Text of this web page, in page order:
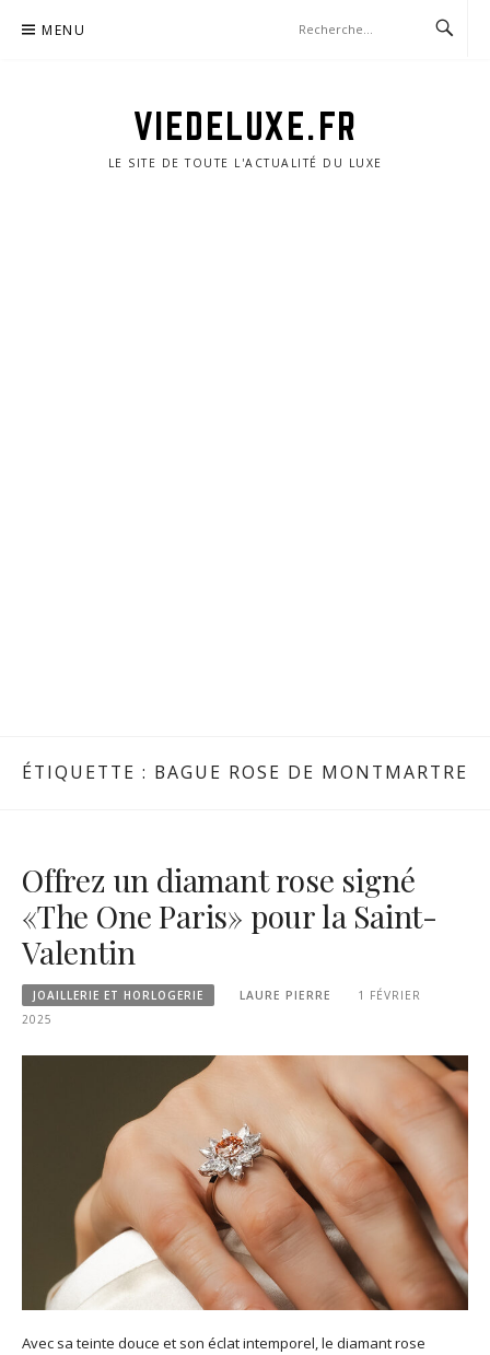
MENU
VIEDELUXE.FR
LE SITE DE TOUTE L'ACTUALITÉ DU LUXE
ÉTIQUETTE : BAGUE ROSE DE MONTMARTRE
Offrez un diamant rose signé
«The One Paris» pour la Saint-
Valentin
JOAILLERIE ET HORLOGERIE LAURE PIERRE
1 FÉVRIER
2025
Avec sa teinte douce et son éclat intemporel, le diamant rose